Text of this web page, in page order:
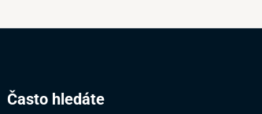
Často hledáte
Hledat: